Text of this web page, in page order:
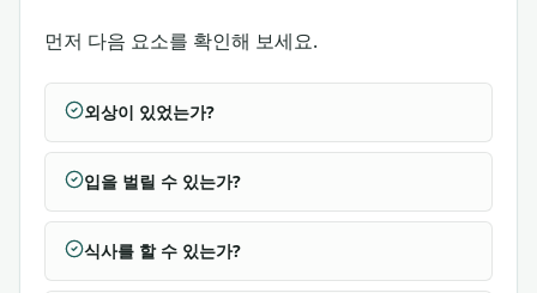
먼저 다음 요소를 확인해 보세요.
외상이 있었는가?
입을 벌릴 수 있는가?
식사를 할 수 있는가?